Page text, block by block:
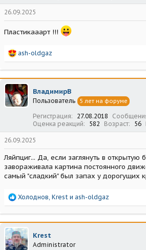
26.09.2025
Пластикааарт !!!
Р
а
к
ц
и
и
ash-oldgaz
ВладимирВ
Пользователь 5 лет на форуме
Регистрация 27.08.2018
Оценка реакций
582 Возраст 56
26.09.2025
Ляйпциг... Да, если заглянуть в открытую
завораживала картина постоянного
самый "сладкий" был запах у дорогущих
Р
а
к
ц
и
и
Холоднов Krest и ash-oldgaz
Krest
Administrator